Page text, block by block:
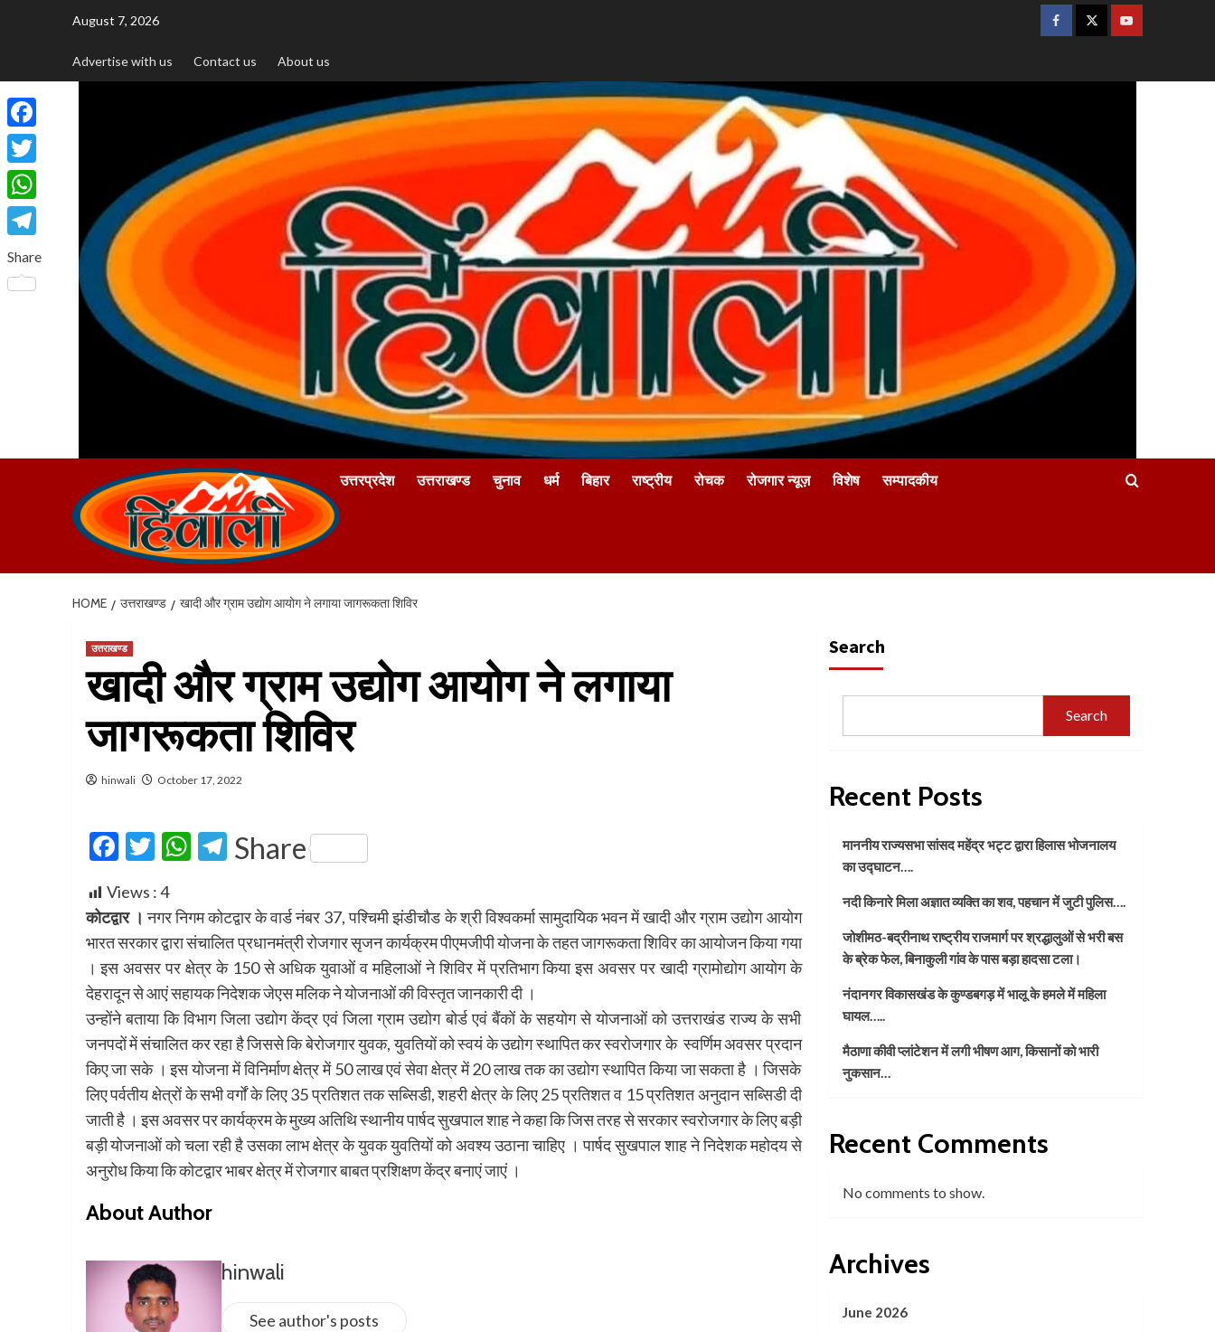
August 7, 2026
Advertise with us Contact us About us
उत्तरप्रदेश उत्तराखण्ड चुनाव धर्म बिहार राष्ट्रीय रोचक रोजगार न्यूज़ विशेष सम्पादकीय
HOME उत्तराखण्ड खादी और ग्राम उद्योग आयोग ने लगाया जागरूकता शिविर
उत्तराखण्ड
खादी और ग्राम उद्योग आयोग ने लगाया
जागरूकता शिविर
hinwali October 17, 2022
Facebook
Twitter
WhatsApp
Telegram
Share
Views :4
कोटद्वार । नगर निगम कोटद्वार के वार्ड नंबर 37, पश्चिमी झंडीचौड के श्री विश्वकर्मा सामुदायिक भवन में खादी और ग्राम उद्योग आयोग
भारत सरकार द्वारा संचालित प्रधानमंत्री रोजगार सृजन कार्यक्रम पीएमजीपी योजना के तहत जागरूकता शिविर का आयोजन किया गया
। इस अवसर पर क्षेत्र के 150 से अधिक युवाओं व महिलाओं ने शिविर में प्रतिभाग किया इस अवसर पर खादी ग्रामोद्योग आयोग के
देहरादून से आएं सहायक निदेशक जेएस मलिक ने योजनाओं की विस्तृत जानकारी दी ।
उन्होंने बताया कि विभाग जिला उद्योग केंद्र एवं जिला ग्राम उद्योग बोर्ड एवं बैंकों के सहयोग से योजनाओं को उत्तराखंड राज्य के सभी
जनपदों में संचालित कर रहा है जिससे कि बेरोजगार युवक, युवतियों को स्वयं के उद्योग स्थापित कर स्वरोजगार के स्वर्णिम अवसर प्रदान
किए जा सके । इस योजना में विनिर्माण क्षेत्र में 50 लाख एवं सेवा क्षेत्र में 20 लाख तक का उद्योग स्थापित किया जा सकता है । जिसके
लिए पर्वतीय क्षेत्रों के सभी वर्गों के लिए 35 प्रतिशत तक सब्सिडी, शहरी क्षेत्र के लिए 25 प्रतिशत व 15 प्रतिशत अनुदान सब्सिडी दी
जाती है । इस अवसर पर कार्यक्रम के मुख्य अतिथि स्थानीय पार्षद सुखपाल शाह ने कहा कि जिस तरह से सरकार स्वरोजगार के लिए बड़ी
बड़ी योजनाओं को चला रही है उसका लाभ क्षेत्र के युवक युवतियों को अवश्य उठाना चाहिए । पार्षद सुखपाल शाह ने निदेशक महोदय से
अनुरोध किया कि कोटद्वार भाबर क्षेत्र में रोजगार बाबत प्रशिक्षण केंद्र बनाएं जाएं ।
About Author
hinwali
See author's posts
Search
Search
Recent Posts
माननीय राज्यसभा सांसद महेंद्र भट्ट द्वारा हिलास भोजनालय
का उद्घाटन….
नदी किनारे मिला अज्ञात व्यक्ति का शव, पहचान में जुटी पुलिस….
जोशीमठ-बद्रीनाथ राष्ट्रीय राजमार्ग पर श्रद्धालुओं से भरी बस
के ब्रेक फेल, बिनाकुली गांव के पास बड़ा हादसा टला।
नंदानगर विकासखंड के कुण्डबगड़ में भालू के हमले में महिला
घायल…..
मैठाणा कीवी प्लांटेशन में लगी भीषण आग, किसानों को भारी
नुकसान…
Recent Comments
No comments to show.
Archives
June 2026
Facebook
Twitter
WhatsApp
Telegram
Share